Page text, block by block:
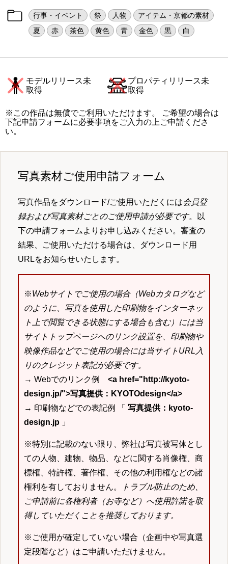
行事・イベント 祭 人物
アイテム・京都の素材
夏
赤 茶色 黄色 青 金色 黒 白
モデルリリース未
取得
プロパティリリース未
取得
※この作品は無償でご利用いただけます。 ご希望の場合は
下記申請フォームに必要事項をご入力の上ご申請くださ
い。
写真素材ご使用申請フォーム
写真作品をダウンロード/ご使用いただくには会員登
録および写真素材ごとのご使用申請が必要です。以
下の申請フォームよりお申し込みください。審査の
結果、ご使用いただける場合は、ダウンロード用
URLをお知らせいたします。
※Webサイトでご使用の場合（Webカタログなど
のように、写真を使用した印刷物をインターネッ
ト上で閲覧できる状態にする場合も含む）には当
サイトトップページへのリンク設置を、印刷物や
映像作品などでご使用の場合には当サイトURL入
りのクレジット表記が必要です。
→ Webでのリンク例 <a href="http://kyoto-
design.jp/">写真提供：KYOTOdesign</a>
→ 印刷物などでの表記例 「 写真提供：kyoto-
design.jp 」
※特別に記載のない限り、弊社は写真被写体とし
ての人物、建物、物品、などに関する肖像権、商
標権、特許権、著作権、その他の利用権などの諸
権利を有しておりません。
トラブル防止のため、
ご申請前に各権利者（お寺など）へ使用許諾を取
得していただくことを推奨しております。
※ご使用が確定していない場合（企画中や写真選
定段階など）はご申請いただけません。